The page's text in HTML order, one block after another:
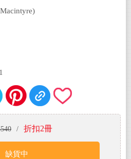
/ 折扣2冊
缺貨中